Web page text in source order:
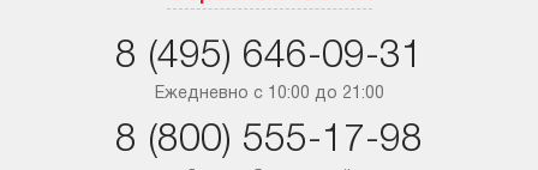
Ростов-на-Дону
Ежедневно с 10:00 до 21:00
8 (495) 646-09-31
8 (800) 555-17-98